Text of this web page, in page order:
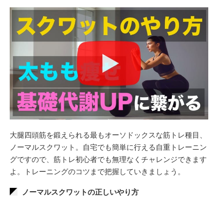
大腿四頭筋を鍛えられる最もオーソドックスな筋トレ種目、
ノーマルスクワット。自宅でも簡単に行える自重トレーニン
グですので、筋トレ初心者でも無理なくチャレンジできます
よ。トレーニングのコツまで把握していきましょう。
ノーマルスクワットの正しいやり方